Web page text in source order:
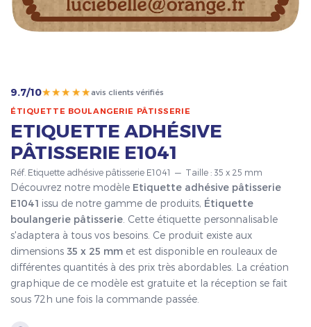
9.7/10★★★★★avis clients vérifiés
ÉTIQUETTE BOULANGERIE PÂTISSERIE
ETIQUETTE ADHÉSIVE
PÂTISSERIE E1041
Réf. Etiquette adhésive pâtisserie E1041 — Taille : 35 x 25 mm
Découvrez notre modèle Etiquette adhésive pâtisserie
E1041 issu de notre gamme de produits, Étiquette
boulangerie pâtisserie . Cette étiquette personnalisable
s'adaptera à tous vos besoins. Ce produit existe aux
dimensions 35 x 25 mm et est disponible en rouleaux de
différentes quantités à des prix très abordables. La création
graphique de ce modèle est gratuite et la réception se fait
sous 72h une fois la commande passée.